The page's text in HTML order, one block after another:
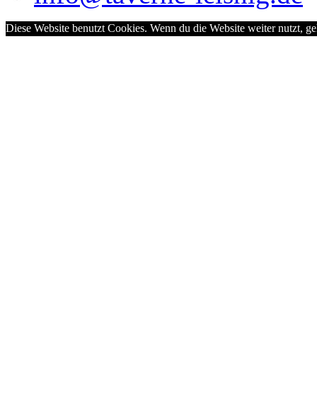
Diese Website benutzt Cookies. Wenn du die Website weiter nutzt,